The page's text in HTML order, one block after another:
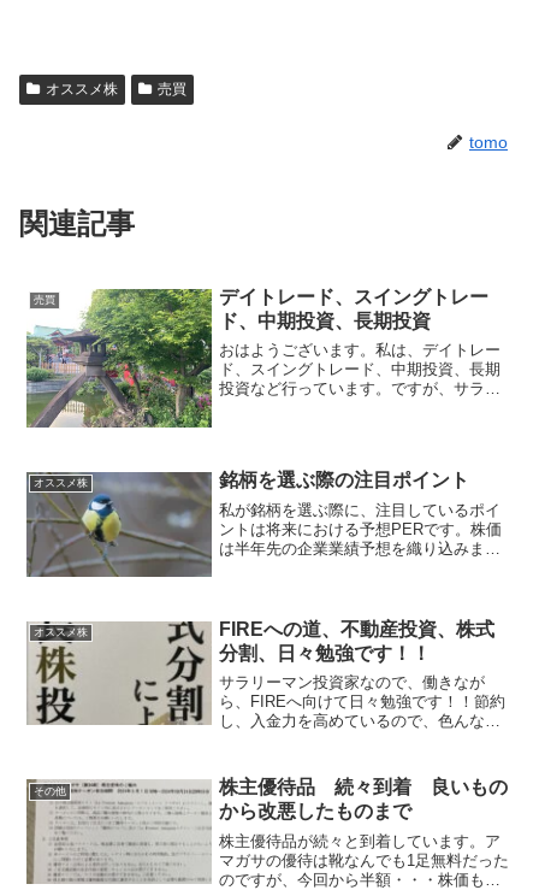
オススメ株 売買
tomo
関連記事
売買
デイトレード、スイングトレー
ド、中期投資、長期投資
おはようございます。私は、デイトレー
ド、スイングトレード、中期投資、長期
投資など行っています。ですが、サラリ
できます！！私のデイトレ...
オススメ株 銘柄を選ぶ際の注目ポイント
私が銘柄を選ぶ際に、注目しているポイ
ントは将来における予想PERです。株価
は半年先の企業業績予想を織り込みま
の予想PERが記載さ...
オススメ株
FIREへの道、不動産投資、株式
分割、日々勉強です！！
サラリーマン投資家なので、働きなが
ら、FIREへ向けて日々勉強です！！節約
し、入金力を高めているので、色んな都
解です。⇩ 5位くらいにいますので、応
援よろしくお願いしま...
その他
株主優待品 続々到着 良いもの
から改悪したものまで
株主優待品が続々と到着しています。ア
マガサの優待は靴なんでも1足無料だった
のですが、今回から半額・・・株価も下